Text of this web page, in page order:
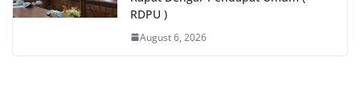
RDPU )
August 6, 2026